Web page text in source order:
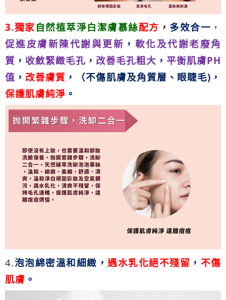
3.獨家 自然植萃淨白潔膚慕絲配方 ， 多效合一 ，
促進皮膚新陳代謝與更新 ， 軟化及代謝老廢角
質 ， 收斂緊緻毛孔 ， 改善毛孔粗大 ， 平衡肌膚PH
值 ， 改善膚質 ， （不傷肌膚及角質層、眼睫毛) ，
保護肌膚純淨 。
4.泡泡綿密溫和細緻， 遇水乳化絕不殘留 ， 不傷
肌膚 。